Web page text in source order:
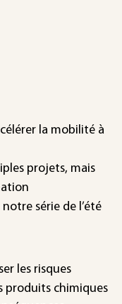
la mobilité à
projets, mais
série de l’été
les risques
produits chimiques